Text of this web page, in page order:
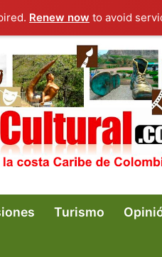
Renew now to avoid
Turismo